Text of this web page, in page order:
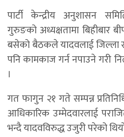
पार्टी केन्द्रीय अनुशासन
गुरुङको अध्यक्षतामा बिहीबार
बसेको बैठकले यादवलाई जिल्ला
पनि कामकाज गर्न नपाउने गरी
।
गत फागुन २१ गते सम्पन्न
आधिकारिक उम्मेदवारलाई
भन्दै यादवविरुद्ध उजुरी परेको